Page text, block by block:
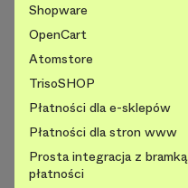
Shopware
OpenCart
Atomstore
TrisoSHOP
Płatności dla e-sklepów
Płatności dla stron www
Prosta integracja z bramką
płatności